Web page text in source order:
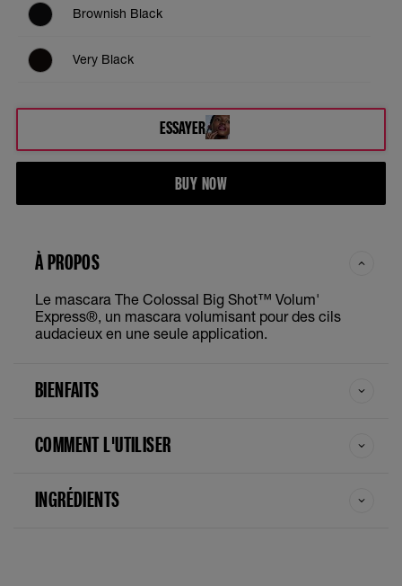
Brownish Black
Very Black
ESSAYER
BUY NOW
À PROPOS
Le mascara The Colossal Big Shot™ Volum'
Express®, un mascara volumisant pour des cils
audacieux en une seule application.
BIENFAITS
COMMENT L'UTILISER
INGRÉDIENTS